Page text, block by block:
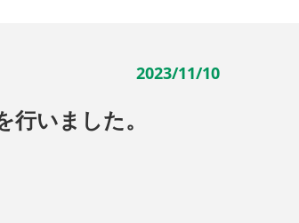
2023/11/10
いました。